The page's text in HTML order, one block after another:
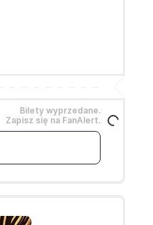
Bilety wyprzedane.
Zapisz się na FanAlert.